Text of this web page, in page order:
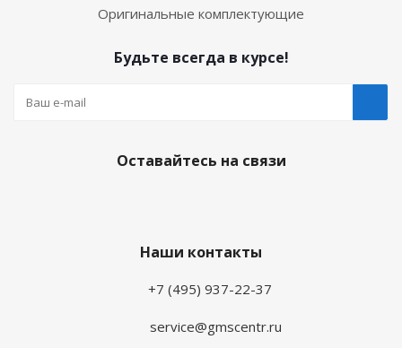
Оригинальные комплектующие
Будьте всегда в курсе!
Оставайтесь на связи
Наши контакты
+7 (495) 937-22-37
service@gmscentr.ru